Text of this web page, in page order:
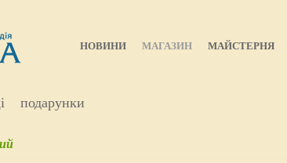
НОВИНИ МАГАЗИН МАЙСТЕРНЯ
подарунки